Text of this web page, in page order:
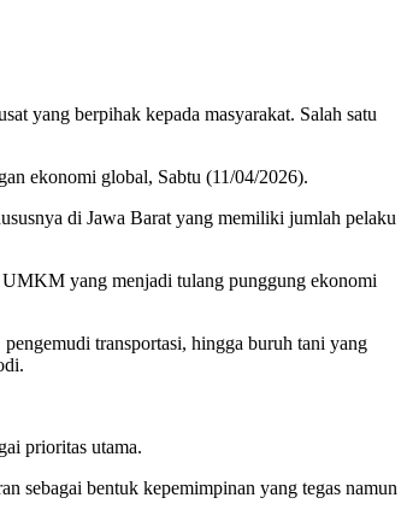
yang berpihak kepada masyarakat. Salah satu
ekonomi global, Sabtu (11/04/2026).
di Jawa Barat yang memiliki jumlah pelaku
UMKM yang menjadi tulang punggung ekonomi
transportasi, hingga buruh tani yang
prioritas utama.
sebagai bentuk kepemimpinan yang tegas namun